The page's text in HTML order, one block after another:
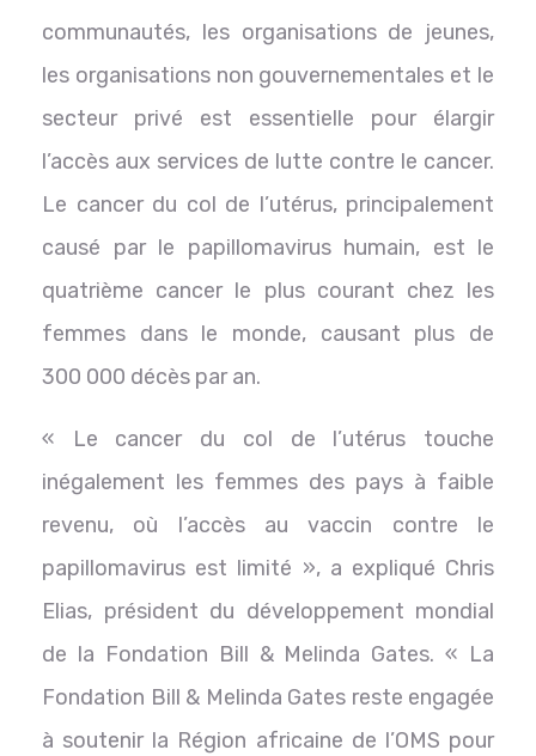
communautés, les organisations de jeunes,
les organisations non gouvernementales et le
secteur privé est essentielle pour élargir
l’accès aux services de lutte contre le cancer.
Le cancer du col de l’utérus, principalement
causé par le papillomavirus humain, est le
quatrième cancer le plus courant chez les
femmes dans le monde, causant plus de
300 000 décès par an.
« Le cancer du col de l’utérus touche
inégalement les femmes des pays à faible
revenu, où l’accès au vaccin contre le
papillomavirus est limité », a expliqué Chris
Elias, président du développement mondial
de la Fondation Bill & Melinda Gates. « La
Fondation Bill & Melinda Gates reste engagée
à soutenir la Région africaine de l’OMS pour